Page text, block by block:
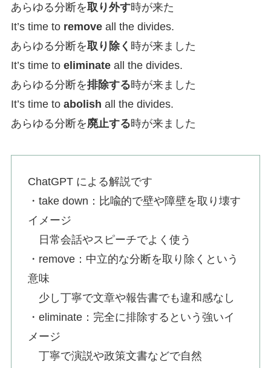
あらゆる分断を取り外す時が来た
It’s time to removeall the divides.
あらゆる分断を取り除く 時が来ました
It’s time to eliminateall the divides.
あらゆる分断を排除する時が来ました
It’s time to abolish all the divides.
あらゆる分断を廃止する時が来ました
ChatGPT による解説です
・take down：比喩的で壁や障壁を取り壊す
イメージ
日常会話やスピーチでよく使う
・remove：中立的な分断を取り除くという
意味
少し丁寧で文章や報告書でも違和感なし
・eliminate：完全に排除するという強いイ
メージ
丁寧で演説や政策文書などで自然